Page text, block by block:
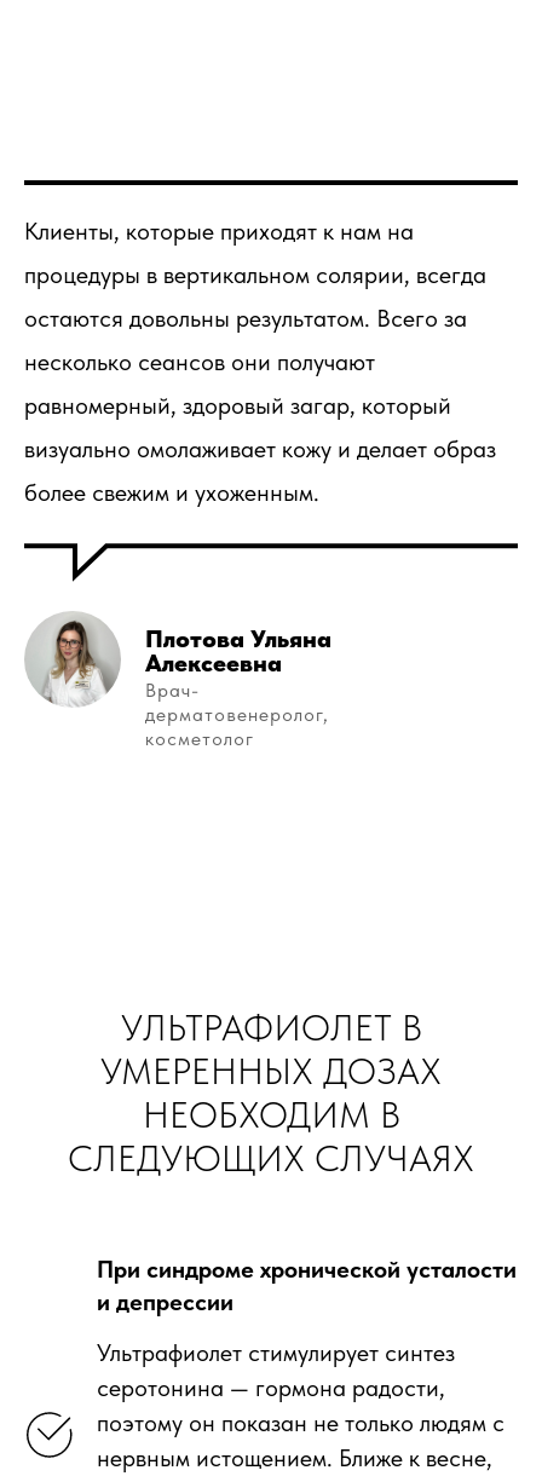
Клиенты, которые приходят к нам на
процедуры в вертикальном солярии, всегда
остаются довольны результатом. Всего за
несколько сеансов они получают
равномерный, здоровый загар, который
визуально омолаживает кожу и делает образ
более свежим и ухоженным.
Плотова Ульяна
Алексеевна
Врач-
дерматовенеролог,
косметолог
УЛЬТРАФИОЛЕТ В
УМЕРЕННЫХ ДОЗАХ
НЕОБХОДИМ В
СЛЕДУЮЩИХ СЛУЧАЯХ
При синдроме хронической усталости
и депрессии
Ультрафиолет стимулирует синтез
серотонина — гормона радости,
поэтому он показан не только людям с
нервным истощением. Ближе к весне,